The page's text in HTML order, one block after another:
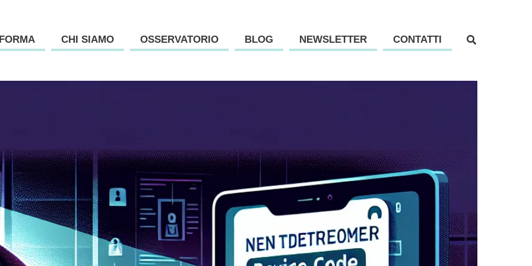
CHI SIAMO OSSERVATORIO BLOG NEWSLETTER CONTATTI